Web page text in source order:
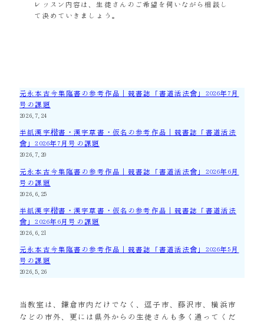
レッスン内容は、生徒さんのご希望を伺いながら相談し
て決めていきましょう。
元永本古今集臨書の参考作品｜競書誌「書道活法會」2026年7月
号の課題
2026.7.24
半紙漢字楷書・漢字草書・仮名の参考作品｜競書誌「書道活法
會」2026年7月号の課題
2026.7.20
元永本古今集臨書の参考作品｜競書誌「書道活法會」2026年6月
号の課題
2026.6.25
半紙漢字楷書・漢字草書・仮名の参考作品｜競書誌「書道活法
會」2026年6月号の課題
2026.6.21
元永本古今集臨書の参考作品｜競書誌「書道活法會」2026年5月
号の課題
2026.5.26
当教室は、鎌倉市内だけでなく、逗子市、藤沢市、横浜市
などの市外、更には県外からの生徒さんも多く通ってくだ